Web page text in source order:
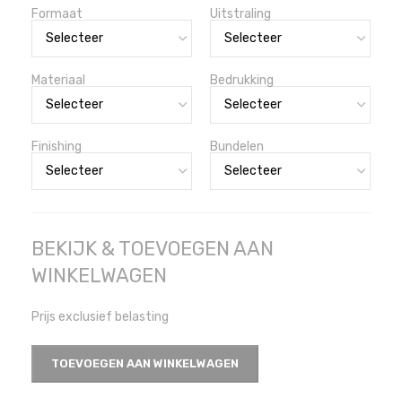
Formaat Uitstraling
Materiaal Bedrukking
Finishing Bundelen
BEKIJK & TOEVOEGEN AAN
WINKELWAGEN
Prijs exclusief belasting
TOEVOEGEN AAN WINKELWAGEN